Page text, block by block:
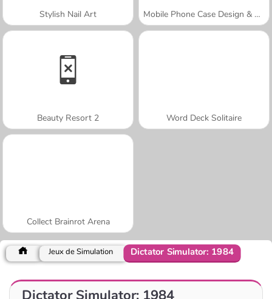
Stylish Nail Art Mobile Phone Case Design & DIY
Beauty Resort 2 Word Deck Solitaire
Collect Brainrot Arena
Jeux de Simulation Dictator Simulator: 1984
Dictator Simulator: 1984